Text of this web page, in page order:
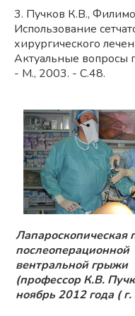
3. Пучков К.В.,
Использование
хирургического
Актуальные вопросы
- М., 2003. - С.48.
Лапароскопическая
послеоперационной
вентральной грыжи
(профессор К.В.
ноябрь 2012 года (